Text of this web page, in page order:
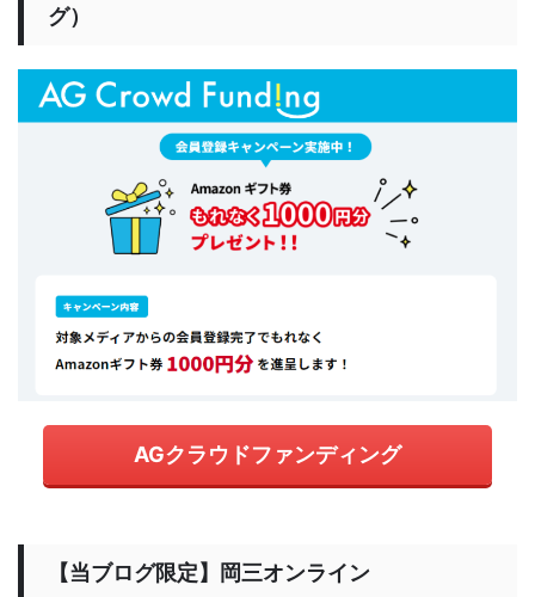
グ）
AGクラウドファンディング
【当ブログ限定】岡三オンライン